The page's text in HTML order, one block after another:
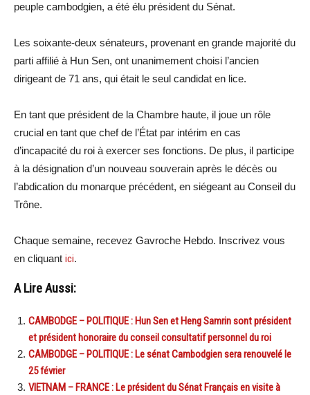
peuple cambodgien, a été élu président du Sénat.
Les soixante-deux sénateurs, provenant en grande majorité du
parti affilié à Hun Sen, ont unanimement choisi l’ancien
dirigeant de 71 ans, qui était le seul candidat en lice.
En tant que président de la Chambre haute, il joue un rôle
crucial en tant que chef de l’État par intérim en cas
d’incapacité du roi à exercer ses fonctions. De plus, il participe
à la désignation d’un nouveau souverain après le décès ou
l’abdication du monarque précédent, en siégeant au Conseil du
Trône.
Chaque semaine, recevez Gavroche Hebdo. Inscrivez vous
en cliquant ici.
A Lire Aussi:
CAMBODGE – POLITIQUE : Hun Sen et Heng Samrin sont président
et président honoraire du conseil consultatif personnel du roi
CAMBODGE – POLITIQUE : Le sénat Cambodgien sera renouvelé le
25 février
VIETNAM – FRANCE : Le président du Sénat Français en visite à